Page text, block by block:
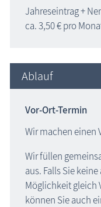
Jahreseintrag +
ca. 3,50 € pro
Ablauf
Vor-Ort-Termin
Wir machen einen
Wir füllen
aus. Falls Sie
Möglichkeit gleich
können Sie auch